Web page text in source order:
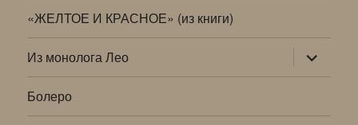
«ЖЕЛТОЕ И КРАСНОЕ» (из книги)
Из монолога Лео раскрыть
дочернее
меню
Болеро